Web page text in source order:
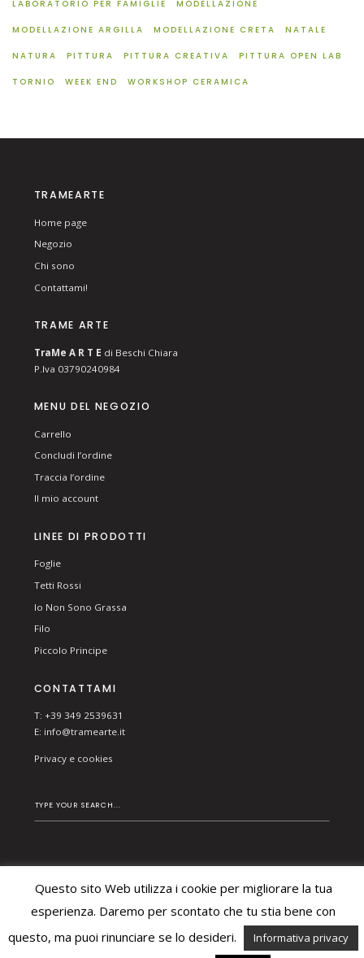
LABORATORIO PER FAMIGLIE MODELLAZIONE
MODELLAZIONE ARGILLA MODELLAZIONE CRETA NATALE
NATURA PITTURA PITTURA CREATIVA PITTURA OPEN LAB
TORNIO WEEK END WORKSHOP CERAMICA
TRAMEARTE
Home page
Negozio
Chi sono
Contattami!
TRAME ARTE
TraMe A R T E di Beschi Chiara
P.Iva 03790240984
MENU DEL NEGOZIO
Carrello
Concludi l’ordine
Traccia l’ordine
Il mio account
LINEE DI PRODOTTI
Foglie
Tetti Rossi
Io Non Sono Grassa
Filo
Piccolo Principe
CONTATTAMI
T: +39 349 2539631
E: info@tramearte.it
Privacy e cookies
© 2026 TRAME ARTE DI BESCHI CHIARA. ALL RIGHTS
Questo sito Web utilizza i cookie per migliorare la tua
esperienza. Daremo per scontato che tu stia bene con
questo, ma puoi rinunciare se lo desideri.
Informativa privacy